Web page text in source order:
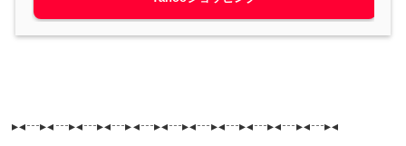
▸◂┄▸◂┄▸◂┄▸◂┄▸◂┄▸◂┄▸◂┄▸◂┄▸◂┄▸◂┄▸◂┄▸◂